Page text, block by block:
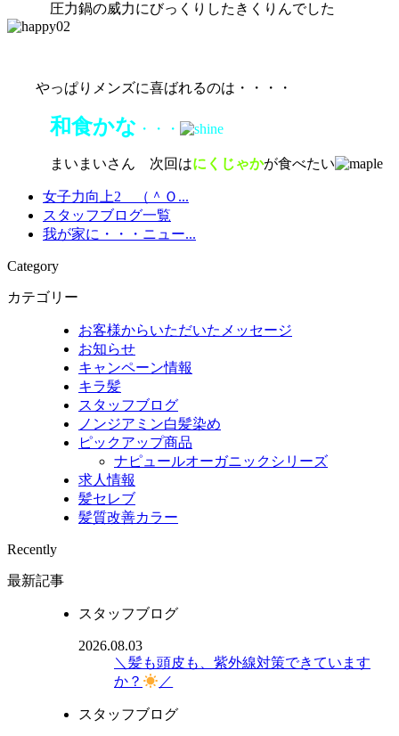
圧力鍋の威力にびっくりしたきくりんでした
やっぱりメンズに喜ばれるのは・・・・
和食かな ・・・
まいまいさん 次回はにくじゃかが食べたい
女子力向上2 （＾Ｏ...
スタッフブログ一覧
我が家に・・・ニュー...
Category
カテゴリー
お客様からいただいたメッセージ
お知らせ
キャンペーン情報
キラ髪
スタッフブログ
ノンジアミン白髪染め
ピックアップ商品
ナピュールオーガニックシリーズ
求人情報
髪セレブ
髪質改善カラー
Recently
最新記事
スタッフブログ
2026.08.03
＼髪も頭皮も、紫外線対策できています
か？
／
スタッフブログ